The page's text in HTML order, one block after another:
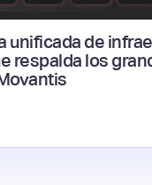
unificada de
respalda los